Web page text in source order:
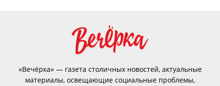
«Вечёрка» — газета столичных новостей, актуальные
материалы, освещающие социальные проблемы,